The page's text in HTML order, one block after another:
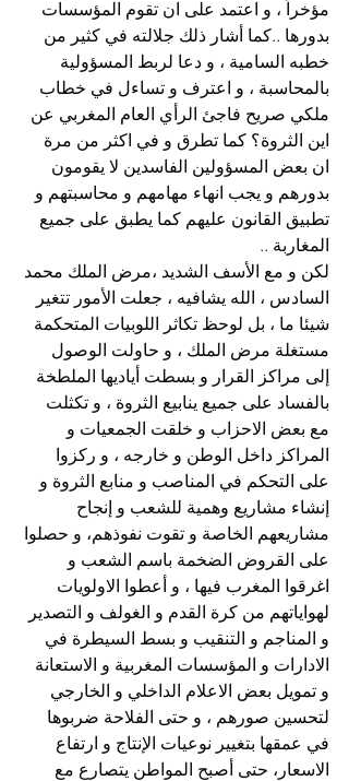
مؤخراً ، و اعتمد على ان تقوم المؤسسات
بدورها ..كما أشار ذلك جلالته في كثير من
خطبه السامية ، و دعا لربط المسؤولية
بالمحاسبة ، و اعترف و تساءل في خطاب
ملكي صريح فاجئ الرأي العام المغربي عن
اين الثروة؟ كما تطرق و في اكثر من مرة
ان بعض المسؤولين الفاسدين لا يقومون
بدورهم و يجب انهاء مهامهم و محاسبتهم و
تطبيق القانون عليهم كما يطبق على جميع
المغاربة ..
لكن و مع الأسف الشديد ،مرض الملك محمد
السادس ، الله يشافيه ، جعلت الأمور تتغير
شيئا ما ، بل لوحظ تكاثر اللوبيات المتحكمة
مستغلة مرض الملك ، و حاولت الوصول
إلى مراكز القرار و بسطت أياديها الملطخة
بالفساد على جميع ينابيع الثروة ، و تكثلت
مع بعض الاحزاب و خلقت الجمعيات و
المراكز داخل الوطن و خارجه ، و ركزوا
على التحكم في المناصب و منابع الثروة و
إنشاء مشاريع وهمية للشعب و إنجاح
مشاريعهم الخاصة و تقوت نفوذهم، و حصلوا
على القروض الضخمة باسم الشعب و
اغرقوا المغرب فيها ، و أعطوا الاولويات
لهواياتهم من كرة القدم و الغولف و التصدير
و المناجم و التنقيب و بسط السيطرة في
الادارات و المؤسسات المغربية و الاستعانة
و تمويل بعض الاعلام الداخلي و الخارجي
لتحسين صورهم ، و حتى الفلاحة ضربوها
في عمقها بتغيير نوعيات الإنتاج و ارتفاع
الاسعار، حتى أصبح المواطن يتصارع مع